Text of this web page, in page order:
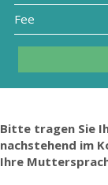
Fee
Bitte tragen Sie
nachstehend im
Ihre